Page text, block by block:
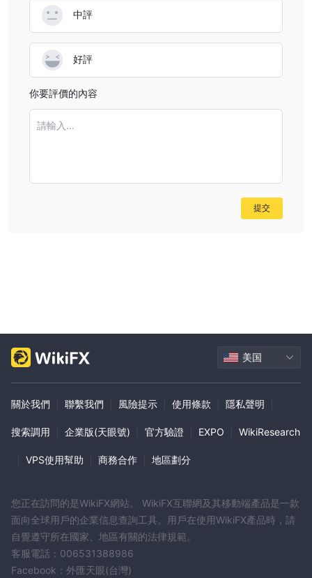
中評
好評
你要評價的內容
請輸入...
提交
美国
關於我們 聯繫我們 風險提示 使用條款 隱私聲明
搜索調用 企業版(天眼號) 官方驗證 EXPO WikiResearch
VPS使用幫助 商務合作 地區劃分
您正在訪問的是WikiFX網站。 WikiFX互聯網及其移動端產品是一款
面向全球用戶的企業信息查詢工具。用戶在使用WikiFX產品時，請
自覺遵守所在國家、地區有關的法律規範。
客服電話：006531388986
Facebook：外匯天眼(台灣)